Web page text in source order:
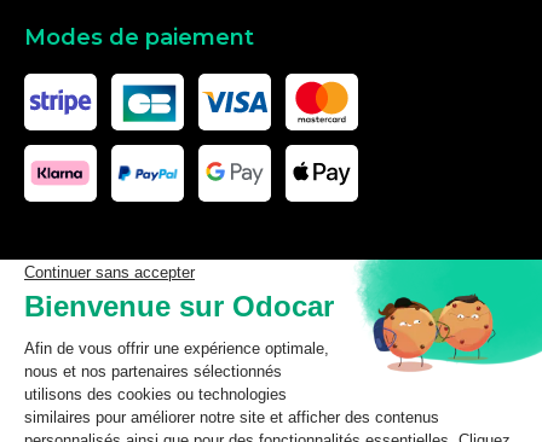
Modes de paiement
Les données affichées ici, particulièrement la base de donnée
complète, ne doivent pas être copiées. Il est interdit d’exploiter les
données ou la base de données complète, de laisser un tiers les
exploiter, ni de les rendre accessible à un tiers, sans accord
préalable de TecDoc. Toute infraction constitue une violation des
droits d’auteur et fera l’objet de poursuites.